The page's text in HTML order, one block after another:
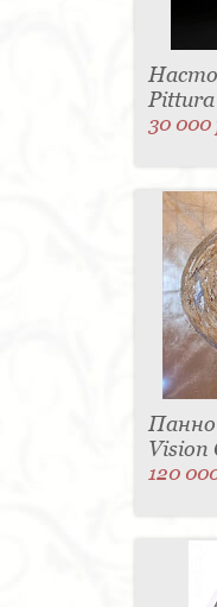
30
Панно
Vision
120